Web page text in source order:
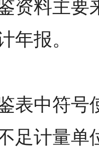
资料主
年报。
表中符号
足计量单